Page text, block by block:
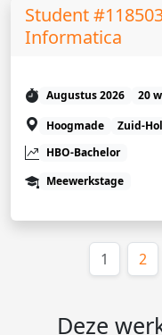
Student
Informatica
Augustus 2026 20
Hoogmade
Zuid-
HBO-Bachelor
Meewerkstage
1 (huidige)
2
Deze